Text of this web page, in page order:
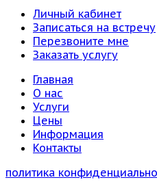
Личный кабинет
Записаться на встречу
Перезвоните мне
Заказать услугу
Главная
О нас
Услуги
Цены
Информация
Контакты
политика